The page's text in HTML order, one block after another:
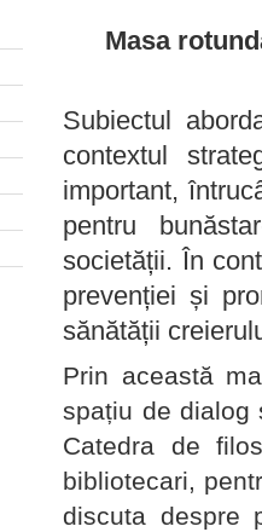
Masa
Subiectul
contextul
important,
pentru
societății. În
prevenției și
sănătății
Prin această
spațiu de dialog
Catedra de
bibliotecari,
discuta despre